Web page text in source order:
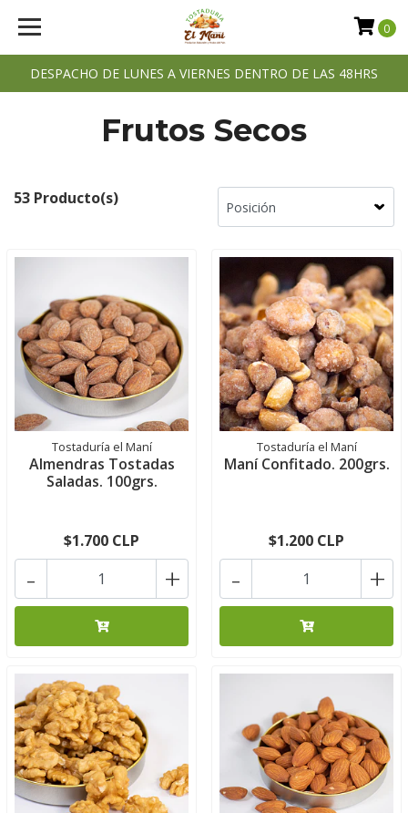
DESPACHO DE LUNES A VIERNES DENTRO DE LAS 48HRS
0
Frutos Secos
53 Producto(s)
Tostaduría el Maní
Almendras Tostadas
Saladas. 100grs.
$1.700 CLP
+
-
Tostaduría el Maní
Maní Confitado. 200grs.
$1.200 CLP
+
-